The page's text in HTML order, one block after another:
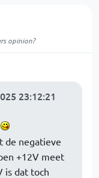
opinion?
23:12:21
de negatieve
+12V meet
is dat toch